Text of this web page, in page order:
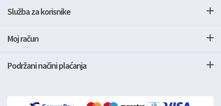
Služba za korisnike
Moj račun
Podržani načini plaćanja